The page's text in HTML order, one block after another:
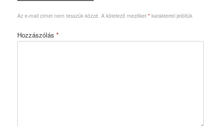
Az e-mail címet nem tesszük közzé. A kötelező mezőket * karakterrel jelöltük
Hozzászólás *